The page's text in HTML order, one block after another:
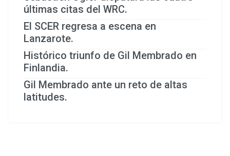
últimas citas del WRC.
El SCER regresa a escena en
Lanzarote.
Histórico triunfo de Gil Membrado en
Finlandia.
Gil Membrado ante un reto de altas
latitudes.